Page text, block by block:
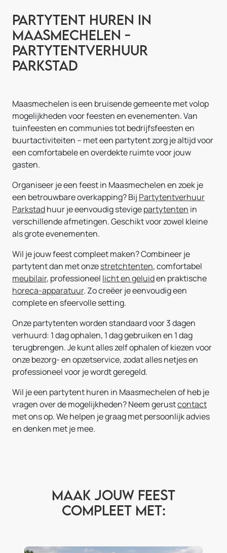
Partytent huren in
Maasmechelen -
Partytentverhuur
Parkstad
Maasmechelen is een bruisende gemeente met volop
mogelijkheden voor feesten en evenementen. Van
tuinfeesten en communies tot bedrijfsfeesten en
buurtactiviteiten – met een partytent zorg je altijd voor
een comfortabele en overdekte ruimte voor jouw
gasten.
Organiseer je een feest in Maasmechelen en zoek je
een betrouwbare overkapping? Bij Partytentverhuur
Parkstadhuur je eenvoudig stevigepartytenten in
verschillende afmetingen. Geschikt voor zowel kleine
als grote evenementen.
Wil je jouw feest compleet maken? Combineer je
partytent dan met onzestretchtenten, comfortabel
meubilair, professioneel licht en geluiden praktische
horeca-apparatuur. Zo creëer je eenvoudig een
complete en sfeervolle setting.
Onze partytenten worden standaard voor 3 dagen
verhuurd: 1 dag ophalen, 1 dag gebruiken en 1 dag
terugbrengen. Je kunt alles zelf ophalen of kiezen voor
onze bezorg- en opzetservice, zodat alles netjes en
professioneel voor je wordt geregeld.
Wil je een partytent huren in Maasmechelen of heb je
vragen over de mogelijkheden? Neem gerustcontact
met ons op. We helpen je graag met persoonlijk advies
en denken met je mee.
Maak jouw feest
compleet met: